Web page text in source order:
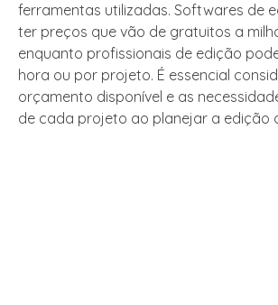
ferramentas utilizadas. Softwares de
ter preços que vão de gratuitos a
enquanto profissionais de edição
hora ou por projeto. É essencial
orçamento disponível e as
de cada projeto ao planejar a edição